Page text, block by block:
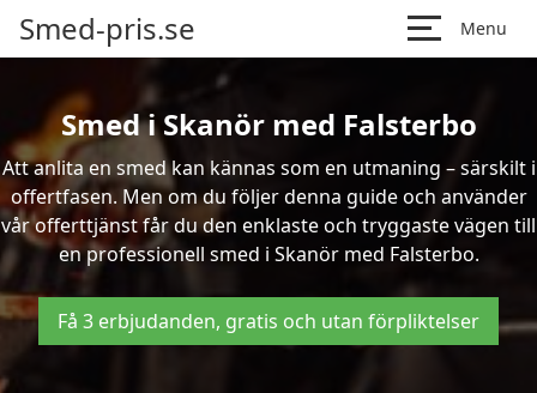
Smed-pris.se Menu
Smed i Skanör med Falsterbo
Att anlita en smed kan kännas som en utmaning – särskilt i
offertfasen. Men om du följer denna guide och använder
vår offerttjänst får du den enklaste och tryggaste vägen till
en professionell smed i Skanör med Falsterbo.
Få 3 erbjudanden, gratis och utan förpliktelser